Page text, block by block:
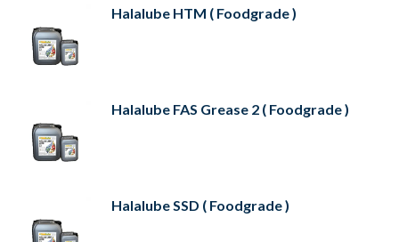
Halalube HTM ( Foodgrade )
Halalube FAS Grease 2 ( Foodgrade )
Halalube SSD ( Foodgrade )